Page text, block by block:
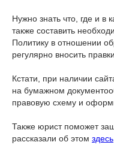
Нужно знать что, где и в
также составить
Политику в отношении
регулярно вносить
Кстати, при наличии
на бумажном
правовую схему и
Также юрист поможет
рассказали об этом здесь